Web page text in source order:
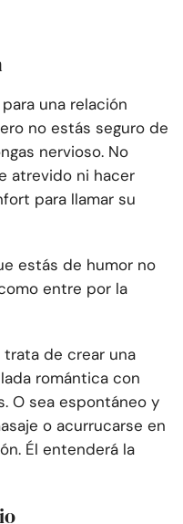
una relación
no estás seguro de
nervioso. No
atrevido ni hacer
para llamar su
estás de humor no
entre por la
trata de crear una
romántica con
O sea espontáneo y
o acurrucarse en
Él entenderá la